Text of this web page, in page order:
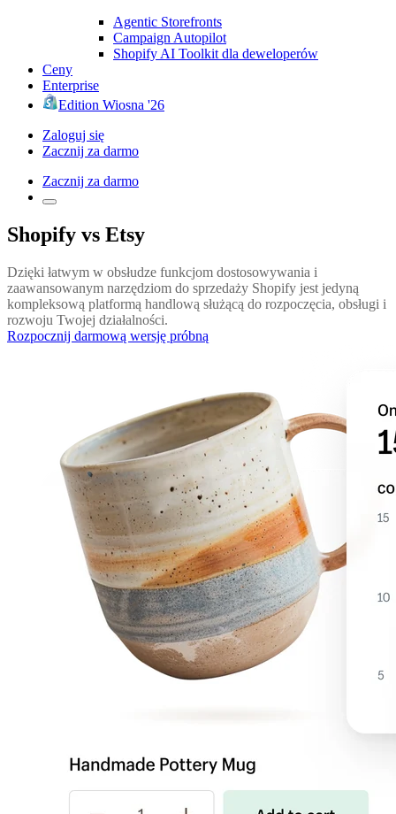
Agentic Storefronts
Campaign Autopilot
Shopify AI Toolkit dla deweloperów
Ceny
Enterprise
Edition Wiosna '26
Zaloguj się
Zacznij za darmo
Zacznij za darmo
Shopify vs Etsy
Dzięki łatwym w obsłudze funkcjom dostosowywania i
zaawansowanym narzędziom do sprzedaży Shopify jest jedyną
kompleksową platformą handlową służącą do rozpoczęcia, obsługi i
rozwoju Twojej działalności.
Rozpocznij darmową wersję próbną